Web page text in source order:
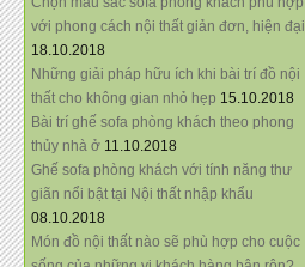
với phong cách nội thất giản đơn, hiện đại
18.10.2018
Những giải pháp hữu ích khi bài trí đồ nội
thất cho không gian nhỏ hẹp 15.10.2018
Bài trí ghế sofa phòng khách theo phong
thủy nhà ở 11.10.2018
Ghế sofa phòng khách với tính năng thư
giãn nổi bật tại Nội thất nhập khẩu
08.10.2018
Món đồ nội thất nào sẽ phù hợp cho cuộc